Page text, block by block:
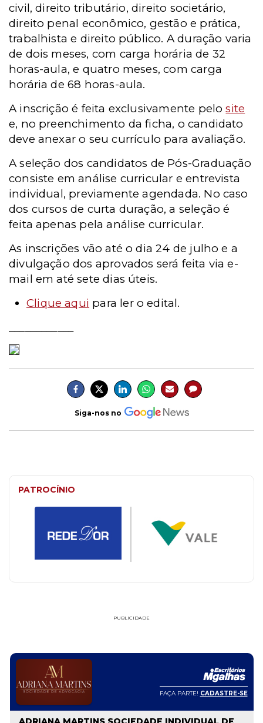
civil, direito tributário, direito societário,
direito penal econômico, gestão e prática,
trabalhista e direito público. A duração varia
de dois meses, com carga horária de 32
horas-aula, e quatro meses, com carga
horária de 68 horas-aula.
A inscrição é feita exclusivamente pelosite
e, no preenchimento da ficha, o candidato
deve anexar o seu currículo para avaliação.
A seleção dos candidatos de Pós-Graduação
consiste em análise curricular e entrevista
individual, previamente agendada. No caso
dos cursos de curta duração, a seleção é
feita apenas pela análise curricular.
As inscrições vão até o dia 24 de julho e a
divulgação dos aprovados será feita via e-
mail em até sete dias úteis.
Clique aqui para ler o edital.
Siga-nos no
PATROCÍNIO
PUBLICIDADE
FAÇA PARTE! CADASTRE-SE